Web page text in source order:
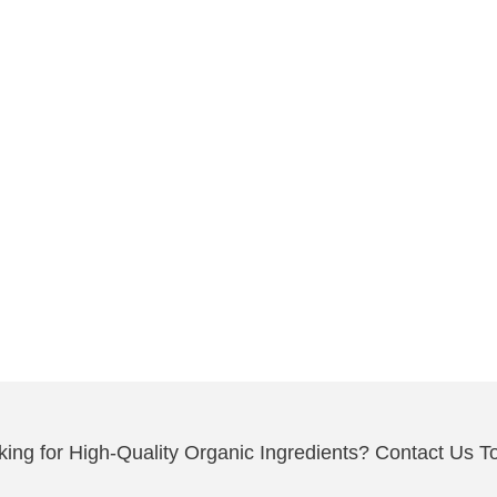
for High-Quality Organic Ingredients? Contact Us